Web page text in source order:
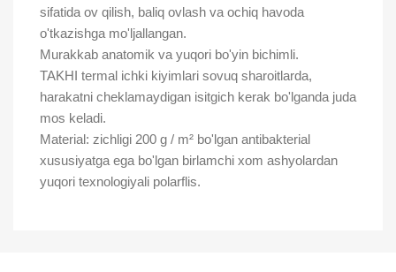
sifatida ov qilish, baliq ovlash va ochiq havoda
o'tkazishga mo'ljallangan.
Murakkab anatomik va yuqori bo'yin bichimli.
TAKHI termal ichki kiyimlari sovuq sharoitlarda,
harakatni cheklamaydigan isitgich kerak bo'lganda juda
mos keladi.
Material: zichligi 200 g / m² bo'lgan antibakterial
xususiyatga ega bo'lgan birlamchi xom ashyolardan
yuqori texnologiyali polarflis.